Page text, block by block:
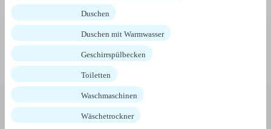
Duschen
Duschen mit Warmwasser
Geschirrspülbecken
Toiletten
Waschmaschinen
Wäschetrockner